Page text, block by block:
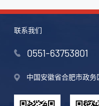
联系我们
0551-63753801
中国安徽省合肥市政